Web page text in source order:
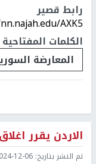
رابط قصير
AXK5/
الكلمات المفتاحية
المعارضة
الاردن يقرر
تم النشر بتاريخ: 12-06 16:58